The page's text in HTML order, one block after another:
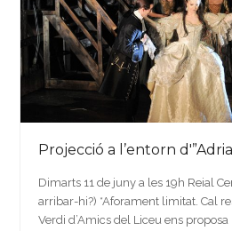
Projecció a l’entorn
Dimarts 11 de juny a les 19h Reial
arribar-hi?) *Aforament limitat. Cal
Verdi d’Amics del Liceu ens